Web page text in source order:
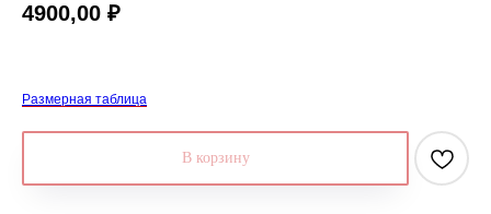
4900,00 ₽
Размерная таблица
В корзину